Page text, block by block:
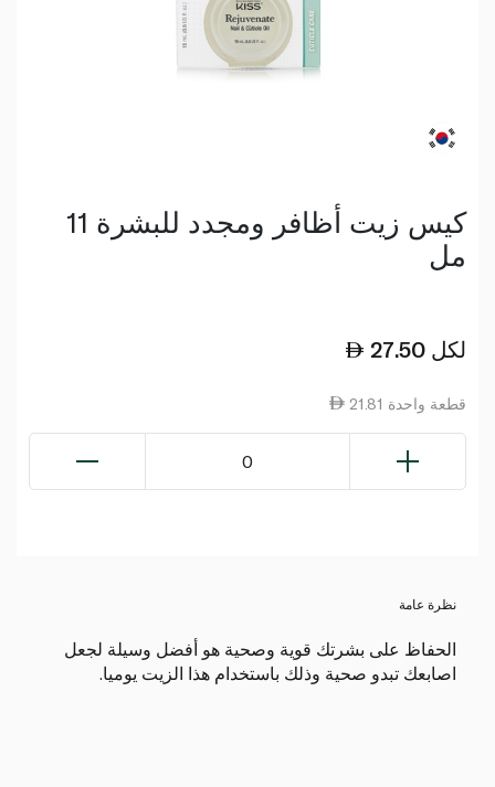
كيس زيت أظافر ومجدد للبشرة 11
مل
27.50 لكل
21.81 قطعة واحدة
0
نظرة عامة
الحفاظ على بشرتك قوية وصحية هو أفضل وسيلة لجعل
اصابعك تبدو صحية وذلك باستخدام هذا الزيت يوميا.